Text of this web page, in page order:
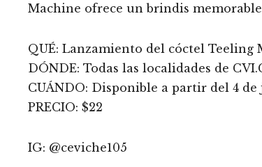
Machine ofrece un brindis
QUÉ: Lanzamiento del cóctel Teeling
DÓNDE: Todas las localidades de
CUÁNDO: Disponible a partir del 4 de
PRECIO: $22
IG: @ceviche105